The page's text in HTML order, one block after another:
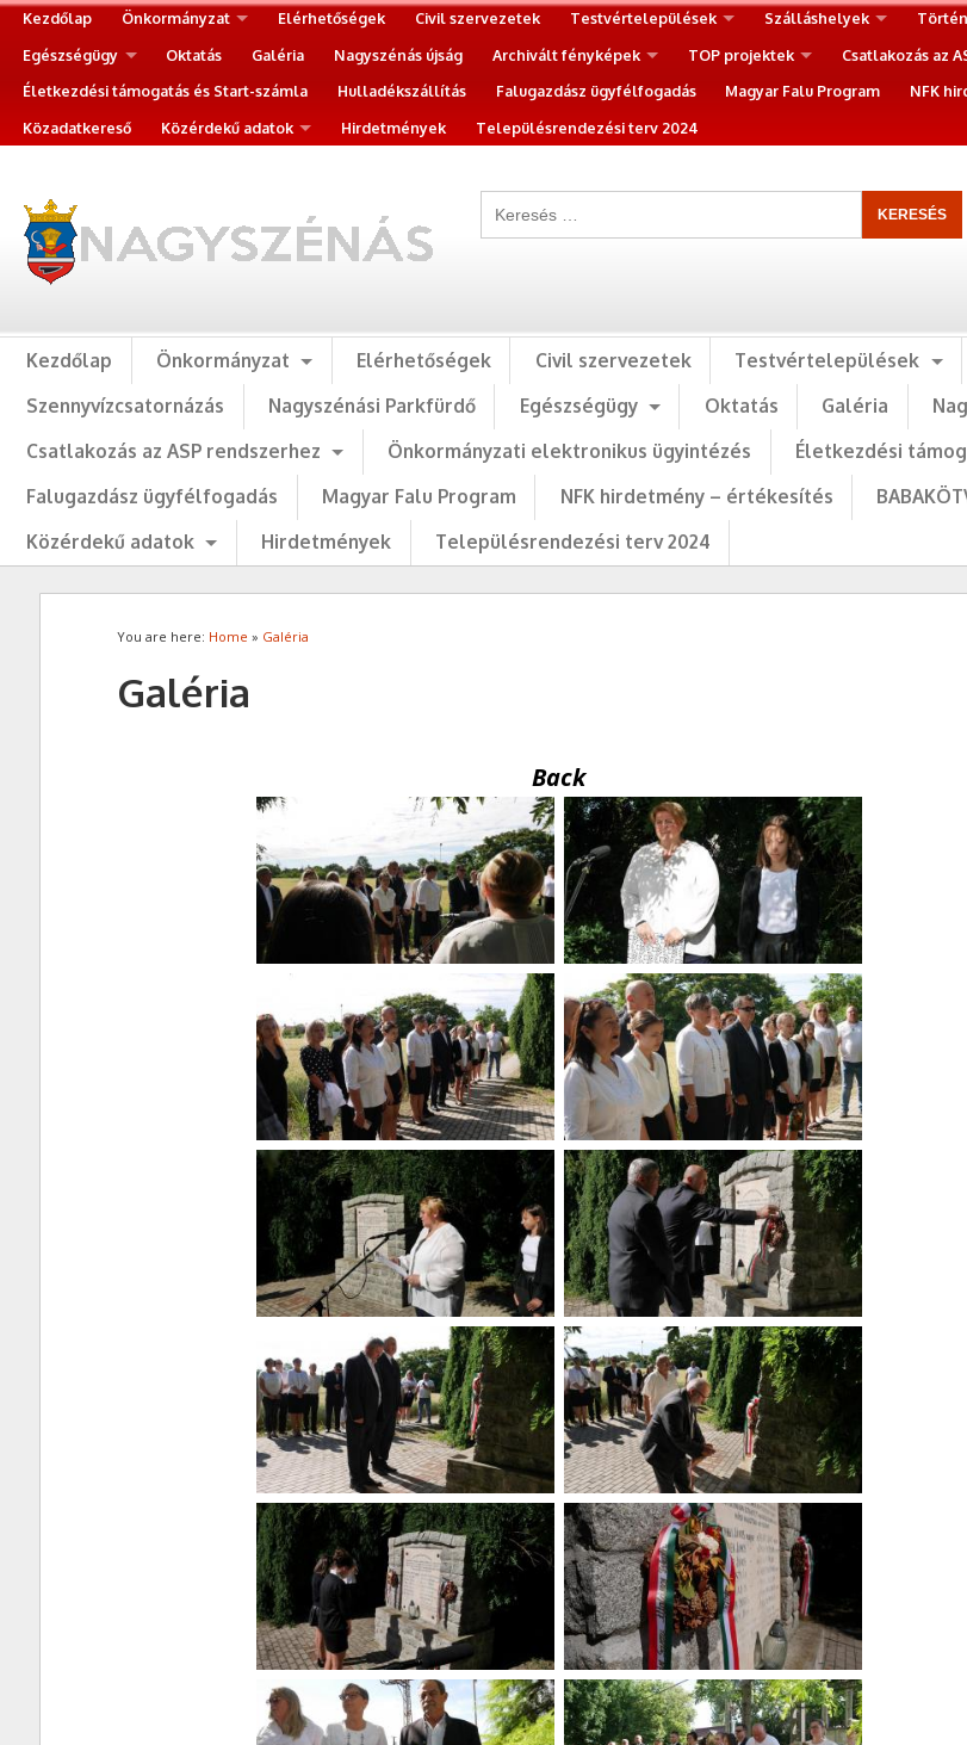
Kezdőlap Önkormányzat Elérhetőségek Civil szervezetek Testvértelepülések Szálláshelyek
Egészségügy
Oktatás Galéria Nagyszénás újság Archivált fényképek TOP projektek Csatlakozás az
Életkezdési támogatás és Start-számla
Hulladékszállítás Falugazdász ügyfélfogadás Magyar Falu Program NFK
Közadatkereső
Közérdekű adatok Hirdetmények Településrendezési terv 2024
Kezdőlap Önkormányzat Elérhetőségek Civil szervezetek Testvértelepülések
Szennyvízcsatornázás
Nagyszénási Parkfürdő Egészségügy Oktatás Galéria
Csatlakozás az ASP rendszerhez
Önkormányzati elektronikus ügyintézés Életkezdési
Falugazdász ügyfélfogadás
Magyar Falu Program NFK hirdetmény – értékesítés
Közérdekű adatok
Hirdetmények Településrendezési terv 2024
You are here: Home » Galéria
Galéria
Back